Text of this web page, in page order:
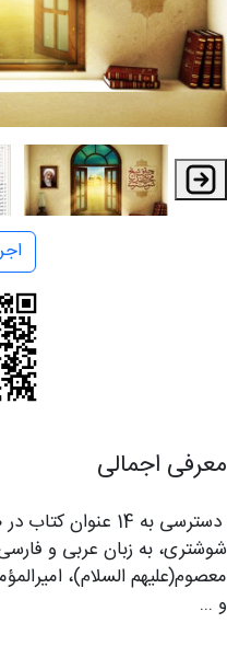
معرفی اجمالی
شوشتری، به زبان عربی و
معصوم(علیهم السلام)،
و ...